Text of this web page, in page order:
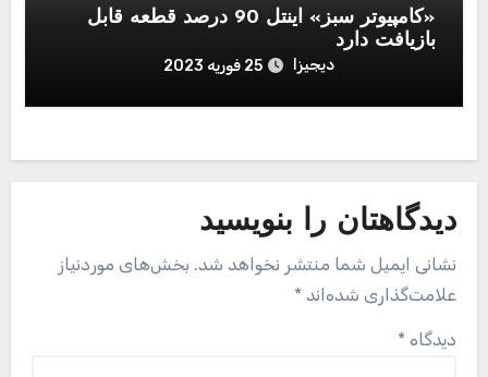
«کامپیوتر سبز» اینتل 90 درصد قطعه قابل‌
بازیافت دارد
دیجیزا 25 فوریه 2023
دیدگاهتان را بنویسید
نشانی ایمیل شما منتشر نخواهد شد. بخش‌های موردنیاز
علامت‌گذاری شده‌اند *
دیدگاه *